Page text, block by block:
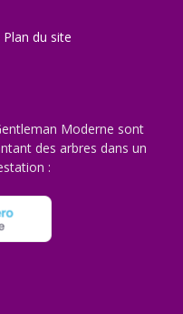
Plan du site
Moderne sont
des arbres dans un
: